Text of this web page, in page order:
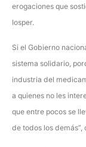
erogaciones que
Iosper.
Si el Gobierno
sistema solidario,
industria del
a quienes no les
que entre pocos se
de todos los demás”,